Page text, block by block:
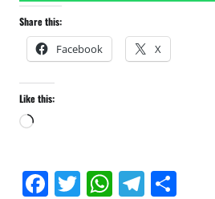
Share this:
Facebook X
Like this:
L
d
F
T
W T